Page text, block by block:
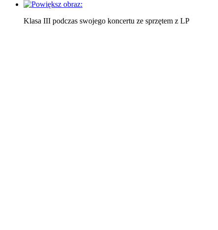
Klasa III podczas swojego koncertu ze sprzętem z LP